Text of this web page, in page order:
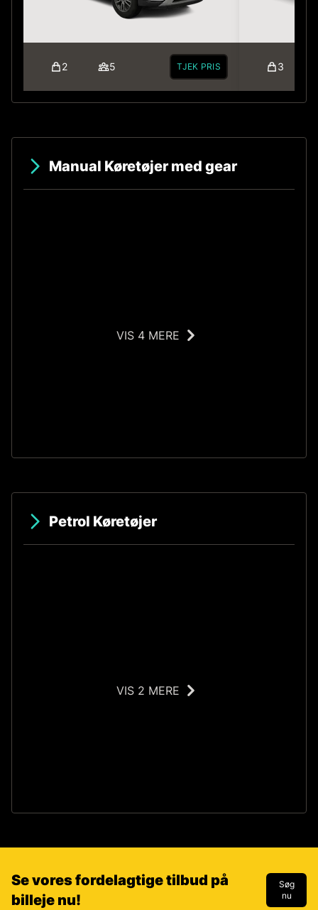
2 5 TJEK PRIS 3
Manual Køretøjer med gear
VIS 4 MERE
Petrol Køretøjer
VIS 2 MERE
Se vores fordelagtige tilbud på
billeje nu!
Søg
nu